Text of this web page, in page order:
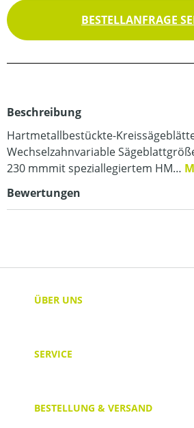
BESTELLANFRAGE
Beschreibung
Hartmetallbestückte-
Wechselzahnvariable
230 mmmit speziallegiertem HM…
Bewertungen
ÜBER UNS
SERVICE
BESTELLUNG & VERSAND